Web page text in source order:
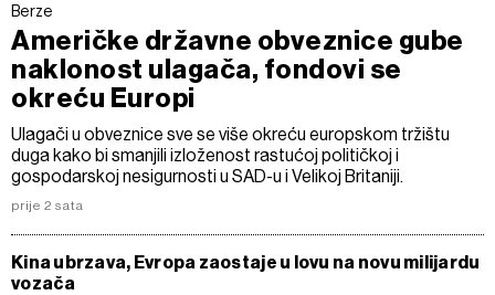
Berze
Američke državne obveznice gube
naklonost ulagača, fondovi se
okreću Europi
Ulagači u obveznice sve se više okreću europskom tržištu
duga kako bi smanjili izloženost rastućoj političkoj i
gospodarskoj nesigurnosti u SAD-u i Velikoj Britaniji.
prije 2 sata
Kina ubrzava, Evropa zaostaje u lovu na novu milijardu
vozača